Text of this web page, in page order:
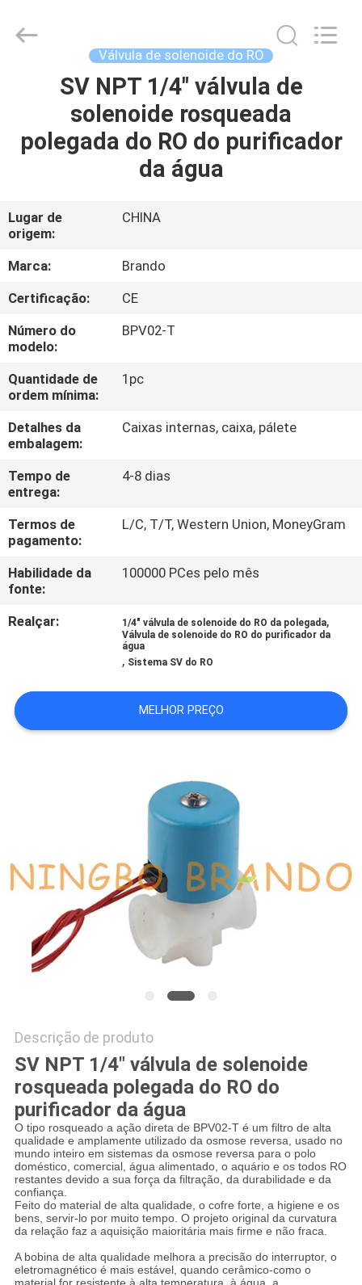
SOBRE
NÓS
VISITA
À
FÁBRICA
CONTROLE
DE
QUALIDADE
CONTACTE-
NOS
SOLICITE UM
ORÇAMENTO
NEWS
DE
PRIVACIDADE
Hardware
Válvula de solenoide do RO
SV NPT 1/4" válvula de
solenoide rosqueada
polegada do RO do purificador
da água
Lugar de
origem:
CHINA
Marca:
Brando
Certificação:
CE
Número do
modelo:
BPV02-T
Quantidade de
ordem mínima:
1pc
Detalhes da
embalagem:
Caixas internas, caixa, pálete
Tempo de
entrega:
4-8 dias
Termos de
pagamento:
L/C, T/T, Western Union, MoneyGram
Habilidade da
fonte:
100000 PCes pelo mês
Realçar: 1/4" válvula de solenoide do RO da polegada,
Válvula de solenoide do RO do purificador da
água
, Sistema SV do RO
MELHOR PREÇO
Descrição de produto
SV NPT 1/4" válvula de solenoide
rosqueada polegada do RO do
purificador da água
O tipo rosqueado a ação direta de BPV02-T é um filtro de alta
qualidade e amplamente utilizado da osmose reversa, usado no
mundo inteiro em sistemas da osmose reversa para o polo
doméstico, comercial, água alimentado, o aquário e os todos RO
restantes devido a sua força da filtração, da durabilidade e da
confiança.
Feito do material de alta qualidade, o cofre forte, a higiene e os
bens, servir-lo por muito tempo. O projeto original da curvatura
da relação faz a aquisição maioritária mais firme e não fraca.
A bobina de alta qualidade melhora a precisão do interruptor, o
eletromagnético é mais estável, quando cerâmico-como o